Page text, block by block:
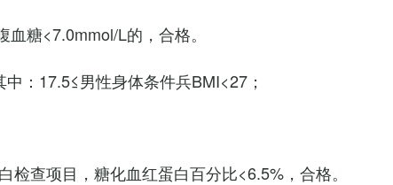
糖<7.0mmol/L的，合格。
：17.5≤男性身体条件兵BMI<27；
检查项目，糖化血红蛋白百分比<6.5%，合格。